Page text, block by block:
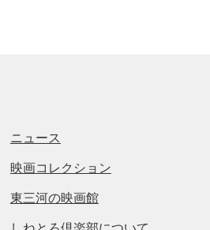
ニュース
映画コレクション
東三河の映画館